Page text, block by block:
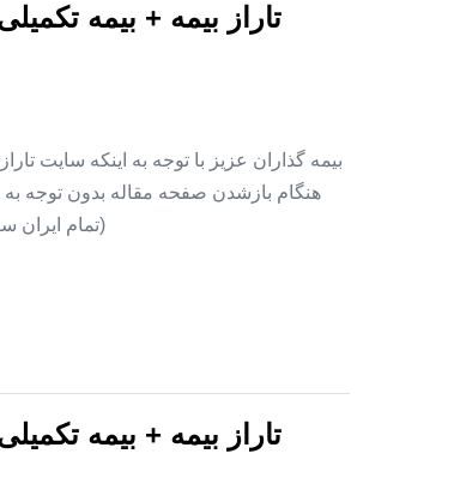
تاراز بیمه + بیمه
بیمه گذاران عزیز با توجه به اینکه سایت
هنگام بازشدن صفحه مقاله بدون توجه به
(تمام ایران
تاراز بیمه + بیمه